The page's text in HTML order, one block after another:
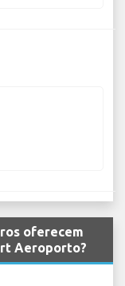
oferecem
Aeroporto?